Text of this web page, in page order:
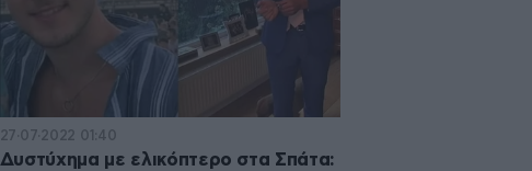
27·07·2022 01:40
Δυστύχημα με ελικόπτερο στα Σπάτα: